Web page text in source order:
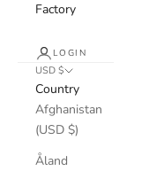
Factory
LOGIN
USD $
Country
Afghanistan
(USD $)
Åland